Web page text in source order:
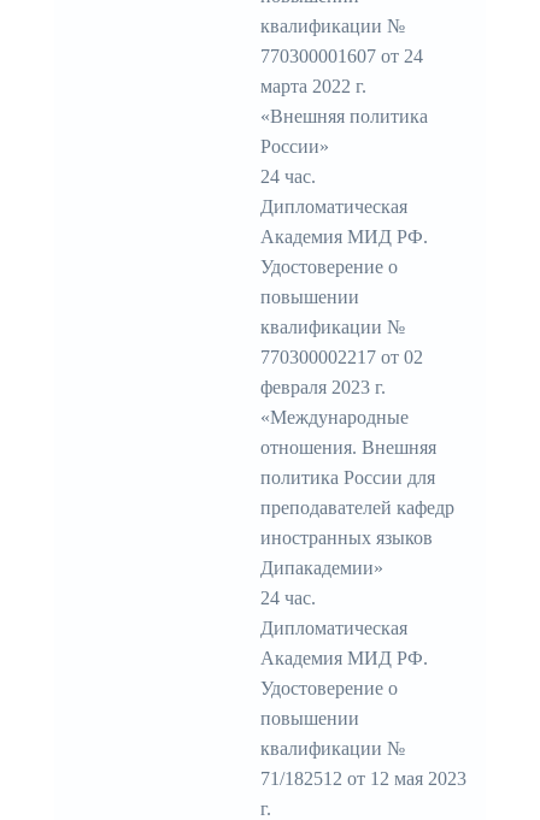
квалификации №
770300001607 от 24
марта 2022 г.
«Внешняя политика
России»
24 час.
Дипломатическая
Академия МИД РФ.
Удостоверение о
повышении
квалификации №
770300002217 от 02
февраля 2023 г.
«Международные
отношения. Внешняя
политика России для
преподавателей кафедр
иностранных языков
Дипакадемии»
24 час.
Дипломатическая
Академия МИД РФ.
Удостоверение о
повышении
квалификации №
71/182512 от 12 мая 2023
г.